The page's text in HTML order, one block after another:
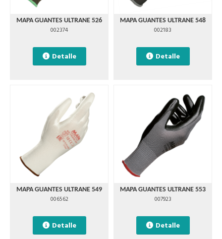
MAPA GUANTES ULTRANE 526
002374
Detalle
MAPA GUANTES ULTRANE 548
002183
Detalle
MAPA GUANTES ULTRANE 549
006562
Detalle
MAPA GUANTES ULTRANE 553
007923
Detalle